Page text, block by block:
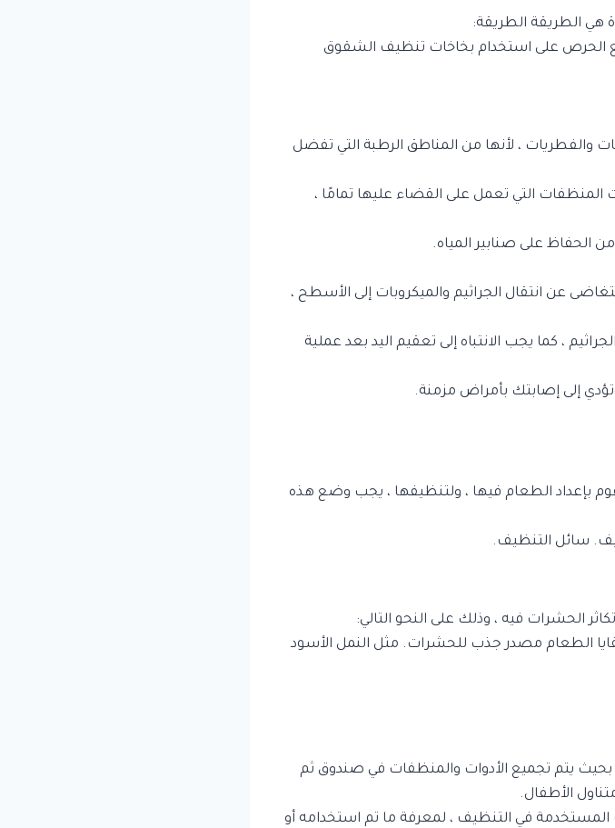
هي الطريقة الطريقة:
الحرص على استخدام بخاخات تنظيف الشقوق
والفطريات ، لأنها من المناطق الرطبة التي تفضل
المنظفات التي تعمل على القضاء عليها تمامًا ،
الحفاظ على صنابير المياه.
عن انتقال الجراثيم والميكروبات إلى الأسطح ،
، كما يجب الانتباه إلى تعقيم اليد بعد عملية
إلى إصابتك بأمراض مزمنة.
الطعام فيها ، ولتنظيفها ، يجب وضع هذه
سائل التنظيف.
الحشرات فيه ، وذلك على النحو التالي:
الطعام مصدر جذب للحشرات. مثل النمل الأسود
يتم تجميع الأدوات والمنظفات في صندوق ثم
الأطفال.
في التنظيف ، لمعرفة ما تم استخدامه أو